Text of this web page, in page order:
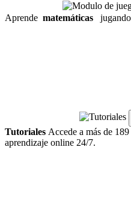
Aprende matemáticas
Tutoriales Accede a más de
aprendizaje online 24/7.